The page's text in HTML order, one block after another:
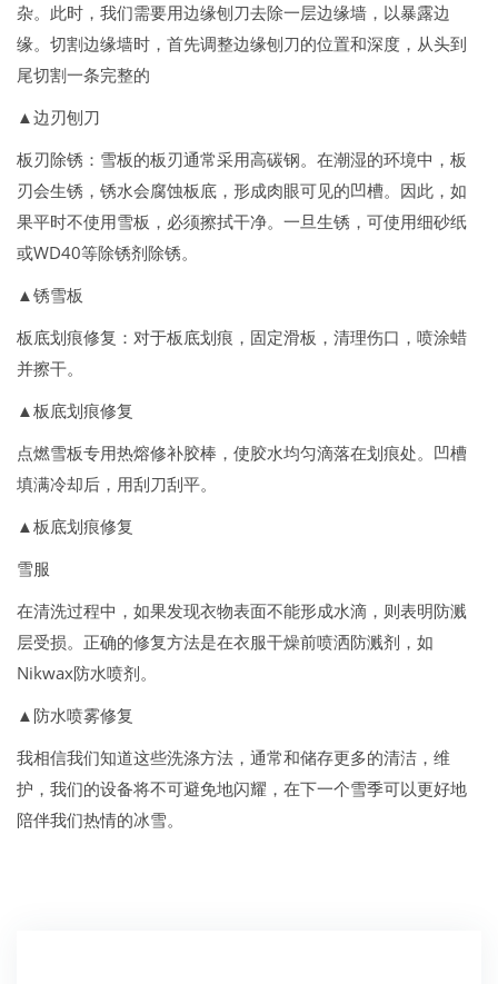
杂。此时，我们需要用边缘刨刀去除一层边缘墙，以暴露边
缘。切割边缘墙时，首先调整边缘刨刀的位置和深度，从头到
尾切割一条完整的
▲边刃刨刀
板刃除锈：雪板的板刃通常采用高碳钢。在潮湿的环境中，板
刃会生锈，锈水会腐蚀板底，形成肉眼可见的凹槽。因此，如
果平时不使用雪板，必须擦拭干净。一旦生锈，可使用细砂纸
或WD40等除锈剂除锈。
▲锈雪板
板底划痕修复：对于板底划痕，固定滑板，清理伤口，喷涂蜡
并擦干。
▲板底划痕修复
点燃雪板专用热熔修补胶棒，使胶水均匀滴落在划痕处。凹槽
填满冷却后，用刮刀刮平。
▲板底划痕修复
雪服
在清洗过程中，如果发现衣物表面不能形成水滴，则表明防溅
层受损。正确的修复方法是在衣服干燥前喷洒防溅剂，如
Nikwax防水喷剂。
▲防水喷雾修复
我相信我们知道这些洗涤方法，通常和储存更多的清洁，维
护，我们的设备将不可避免地闪耀，在下一个雪季可以更好地
陪伴我们热情的冰雪。